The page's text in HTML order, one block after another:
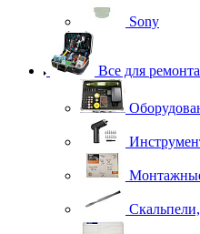
Sony
Все для